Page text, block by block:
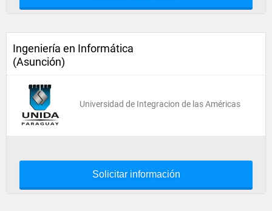
Ingeniería en Informática
(Asunción)
Universidad de Integracion de las Américas
Solicitar información